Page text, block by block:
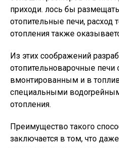
приходи. лось бы
отопительные печи, расход
отопления также
Из этих соображений
отопительноварочные
вмонтированным и в
специальными
отопления.
Преимущество такого
заключается в том, что